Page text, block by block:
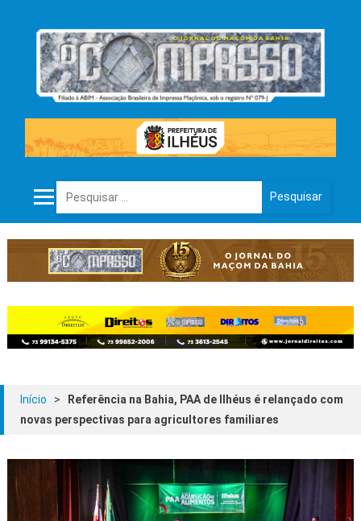
Pesquisar por:
Início >
Referência na Bahia, PAA de Ilhéus é relançado com
novas perspectivas para agricultores familiares